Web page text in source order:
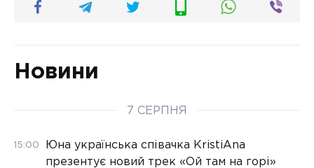
Новини
7 СЕРПНЯ
15:00
Юна українська співачка KristiAna
презентує новий трек «Ой там на горі»